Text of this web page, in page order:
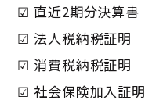
☑ 直近2期分決算書
☑ 法人税納税証明
☑ 消費税納税証明
☑ 社会保険加入証明